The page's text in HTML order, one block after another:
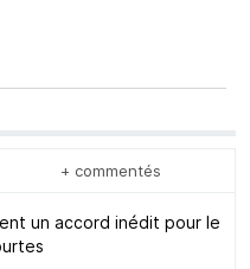
+ commentés
un accord inédit pour le